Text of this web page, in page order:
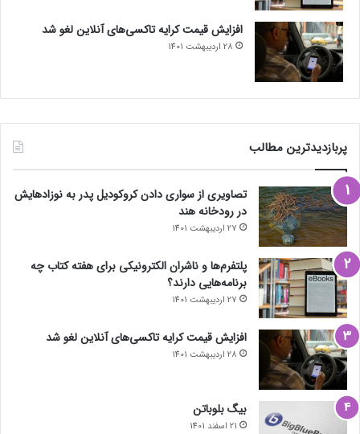
افزایش قیمت کرایه تاکسی‌های آنلاین لغو شد
28 اردیبهشت 1401
پربازدیدترین مطالب
تصاویری از سواری دادن کروکودیل پدر به نوزادهایش
در رودخانه هند
27 اردیبهشت 1401
پلتفرم‌ها و ناشران الکترونیکی برای هفته کتاب چه
برنامه‌هایی دارند؟
27 اردیبهشت 1401
افزایش قیمت کرایه تاکسی‌های آنلاین لغو شد
28 اردیبهشت 1401
بیگ بلوباتن
21 اسفند 1401